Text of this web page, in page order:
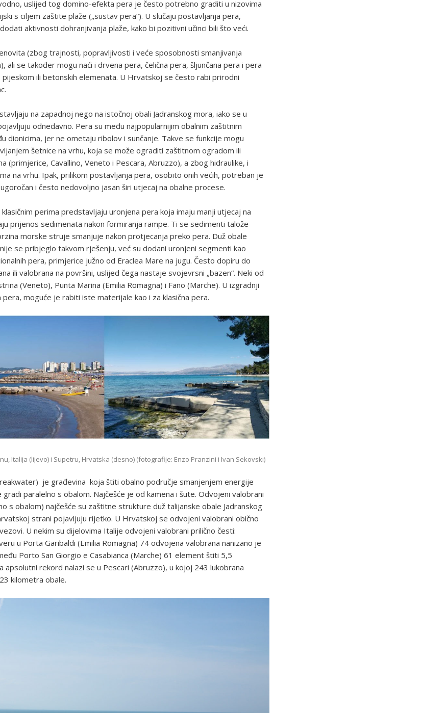
uslijed tog domino-efekta pera je često potrebno graditi u nizovima
s ciljem zaštite plaže („sustav pera“). U slučaju postavljanja pera,
aktivnosti dohranjivanja plaže, kako bi pozitivni učinci bili što veći.
(zbog trajnosti, popravljivosti i veće sposobnosti smanjivanja
ali se također mogu naći i drvena pera, čelična pera, šljunčana pera i pera
pijeskom ili betonskih elemenata. U Hrvatskoj se često rabi prirodni
na zapadnoj nego na istočnoj obali Jadranskog mora, iako se u
odnedavno. Pera su među najpopularnijim obalnim zaštitnim
dionicima, jer ne ometaju ribolov i sunčanje. Takve se funkcije mogu
šetnice na vrhu, koja se može ograditi zaštitnom ogradom ili
(primjerice, Cavallino, Veneto i Pescara, Abruzzo), a zbog hidraulike, i
na vrhu. Ipak, prilikom postavljanja pera, osobito onih većih, potreban je
i često nedovoljno jasan širi utjecaj na obalne procese.
perima predstavljaju uronjena pera koja imaju manji utjecaj na
prijenos sedimenata nakon formiranja rampe. Ti se sedimenti talože
morske struje smanjuje nakon protjecanja preko pera. Duž obale
se pribjeglo takvom rješenju, već su dodani uronjeni segmenti kao
pera, primjerice južno od Eraclea Mare na jugu. Često dopiru do
ili valobrana na površini, uslijed čega nastaje svojevrsni „bazen“. Neki od
(Veneto), Punta Marina (Emilia Romagna) i Fano (Marche). U izgradnji
pera, moguće je rabiti iste materijale kao i za klasična pera.
Italija (lijevo) i Supetru, Hrvatska (desno) (fotografije: Enzo Pranzini i Ivan Sekovski)
je građevina koja štiti obalno područje smanjenjem energije
paralelno s obalom. Najčešće je od kamena i šute. Odvojeni valobrani
s obalom) najčešće su zaštitne strukture duž talijanske obale Jadranskog
strani pojavljuju rijetko. U Hrvatskoj se odvojeni valobrani obično
U nekim su dijelovima Italije odvojeni valobrani prilično česti:
u Porta Garibaldi (Emilia Romagna) 74 odvojena valobrana nanizano je
Porto San Giorgio e Casabianca (Marche) 61 element štiti 5,5
apsolutni rekord nalazi se u Pescari (Abruzzo), u kojoj 243 lukobrana
kilometra obale.